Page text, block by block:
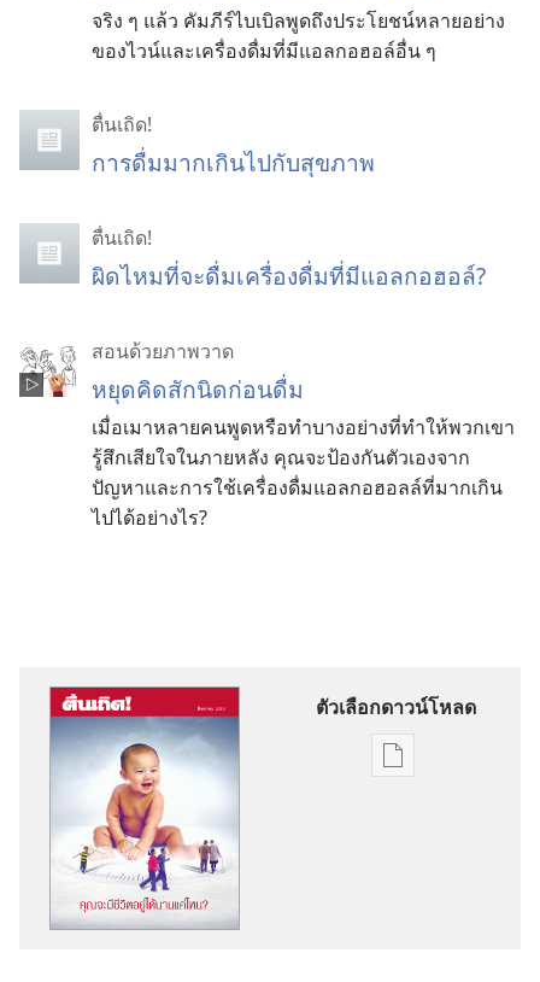
จริง ๆ แล้ว คัมภีร์ไบเบิลพูดถึงประโยชน์หลายอย่าง
ของไวน์และเครื่องดื่มที่มีแอลกอฮอล์อื่น ๆ
ตื่นเถิด!
การดื่มมากเกินไปกับสุขภาพ
ตื่นเถิด!
ผิดไหมที่จะดื่มเครื่องดื่มที่มีแอลกอฮอล์?
สอนด้วยภาพวาด
หยุดคิดสักนิดก่อนดื่ม
เมื่อเมาหลายคนพูดหรือทำบางอย่างที่ทำให้พวกเขา
รู้สึกเสียใจในภายหลัง คุณจะป้องกันตัวเองจาก
ปัญหาและการใช้เครื่องดื่มแอลกอฮอลล์ที่มากเกิน
ไปได้อย่างไร?
ตัวเลือกดาวน์โหลด
ตัว